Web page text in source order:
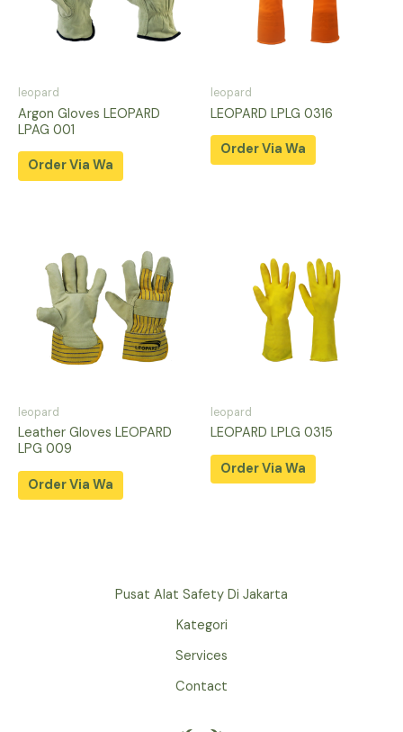
leopard
Argon Gloves LEOPARD
LPAG 001
Order Via Wa
leopard
LEOPARD LPLG 0316
Order Via Wa
leopard
Leather Gloves LEOPARD
LPG 009
Order Via Wa
leopard
LEOPARD LPLG 0315
Order Via Wa
Pusat Alat Safety Di Jakarta
Kategori
Services
Contact